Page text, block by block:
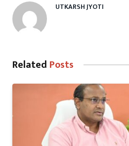
UTKARSH JYOTI
Related Posts